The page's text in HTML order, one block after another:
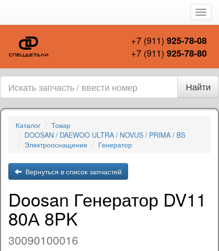
+7 (911) 925-78-08
+7 (911) 925-78-80
Найти
Каталог
Товар
DOOSAN / DAEWOO ULTRA / NOVUS / PRIMA / BS
Электрооснащение
Генератор
Вернуться в список запчастей
Doosan Генератор DV11
80А 8PK
30090100016